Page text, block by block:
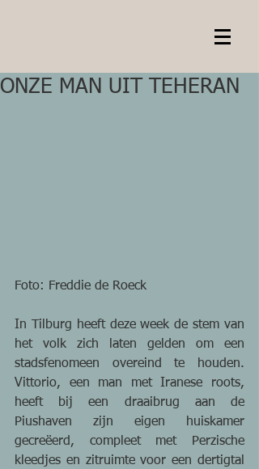
ONZE MAN UIT TEHERAN
Foto: Freddie de Roeck
In Tilburg heeft deze week de stem van
het volk zich laten gelden om een
stadsfenomeen overeind te houden.
Vittorio, een man met Iranese roots,
heeft bij een draaibrug aan de
Piushaven zijn eigen huiskamer
gecreëerd, compleet met Perzische
kleedjes en zitruimte voor een dertigtal